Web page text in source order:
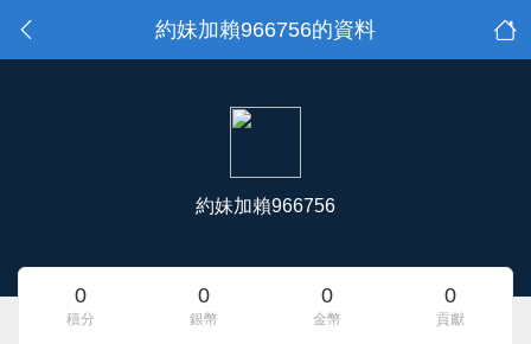
約妹加賴966756的資料
約妹加賴966756
0
積分
0
銀幣
0
金幣
0
貢獻